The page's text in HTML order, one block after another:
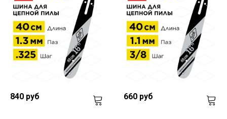
840 руб 660 руб